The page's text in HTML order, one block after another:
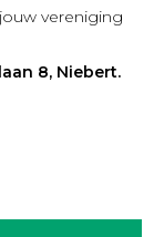
vereniging
8, Niebert.